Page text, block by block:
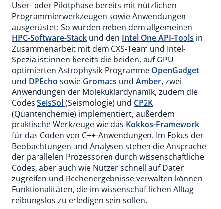
User- oder Pilotphase bereits mit nützlichen
Programmierwerkzeugen sowie Anwendungen
ausgerüstet: So wurden neben dem allgemeinen
HPC-Software-Stack und den Intel One API-Tools in
Zusammenarbeit mit dem CXS-Team und Intel-
Spezialist:innen bereits die beiden, auf GPU
optimierten Astrophysik-Programme OpenGadget
und DPEcho sowie Gromacs und Amber,zwei
Anwendungen der Molekuklardynamik, zudem die
Codes SeisSol(Seismologie) und CP2K
(Quantenchemie) implementiert, außerdem
praktische Werkzeuge wie das Kokkos-Framework
für das Coden von C++-Anwendungen. Im Fokus der
Beobachtungen und Analysen stehen die Ansprache
der parallelen Prozessoren durch wissenschaftliche
Codes, aber auch wie Nutzer schnell auf Daten
zugreifen und Rechenergebnisse verwalten können –
Funktionalitäten, die im wissenschaftlichen Alltag
reibungslos zu erledigen sein sollen.